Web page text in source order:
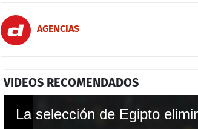
AGENCIAS
VIDEOS RECOMENDADOS